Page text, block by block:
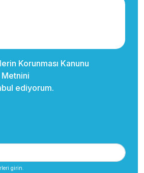
Korunması Kanunu
Metnini
ediyorum.
girin.